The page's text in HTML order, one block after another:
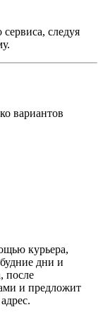
следуя
вариантов
курьера,
дни и
после
и предложит